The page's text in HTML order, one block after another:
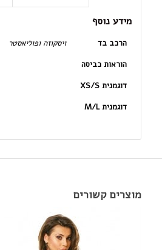
מידע נוסף
הרכב בד
ויסקוזה ופוליאסטר
הוראות כביסה
דוגמנית XS/S
דוגמנית M/L
מוצרים קשורים